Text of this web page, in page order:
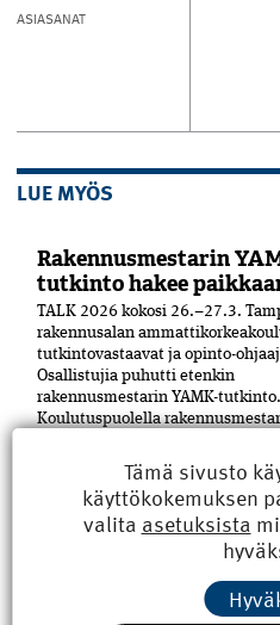
ASIASANAT
LUE MYÖS
Rakennusmestarin
tutkinto hakee
TALK 2026 kokosi 26.–27.3.
rakennusalan
tutkintovastaavat ja opinto-
Osallistujia puhutti etenkin
rakennusmestarin YAMK-tutkinto.
Koulutuspuolella
rooli on puhuttanut viime
Hallituksen jäsen
Antti Mäkelä uskaltaa
Rakennusinsinööri Antti Mäkelä,
yhdistysaktiivi siitä saakka, kun
Tämä sivusto
käyttökokemuksen
valita asetuksista